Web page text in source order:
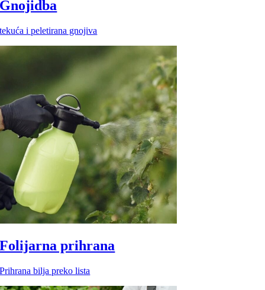
Gnojidba
tekuća i peletirana gnojiva
Folijarna prihrana
Prihrana bilja preko lista